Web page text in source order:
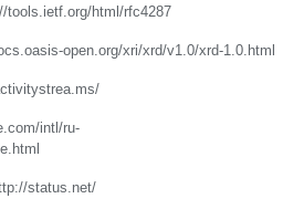
tools.ietf.org/html/rfc4287
open.org/xri/xrd/v1.0/xrd-1.0.html
intl/ru-
status.net/